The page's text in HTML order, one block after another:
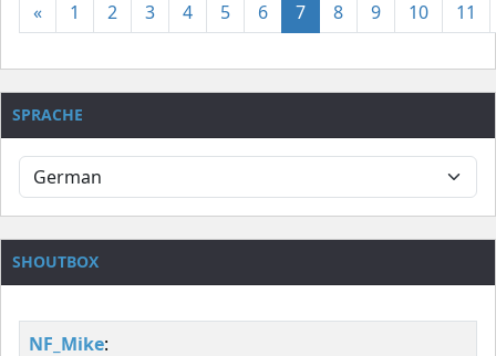
« 1 2 3 4 5 6 7 8 9 10 11
SPRACHE
SHOUTBOX
NF_Mike: